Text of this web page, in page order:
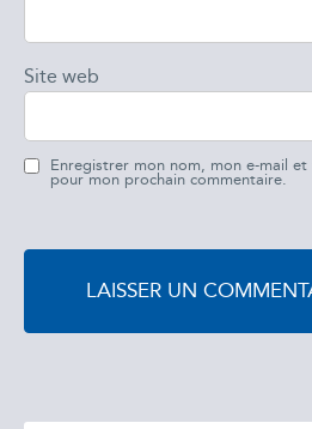
Site web
Enregistrer mon nom, mon e-mail
pour mon prochain commentaire.